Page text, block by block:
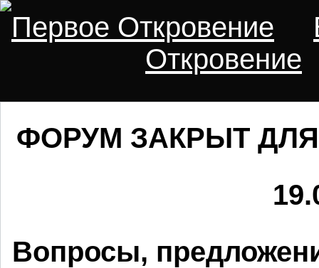
Первое Откровение
Откровение
ФОРУМ ЗАКРЫТ
Вопросы,